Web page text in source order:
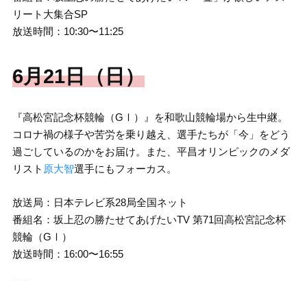
リート大集合SP
放送時間：10:30〜11:25
6月21日（日）
『高松宮記念杯競輪（GⅠ）』を和歌山競輪場から生中継。
コロナ禍の様子や苦労を乗り越え、選手たちが「今」をどう
過ごしているのかをお届け。また、平昌オリンピックのメダ
リスト 原大智選手にもフォーカス。
放送局：日本テレビ系28局全国ネット
番組名：坂上忍の勝たせてあげたいTV 第71回高松宮記念杯
競輪（GⅠ）
放送時間：16:00〜16:55